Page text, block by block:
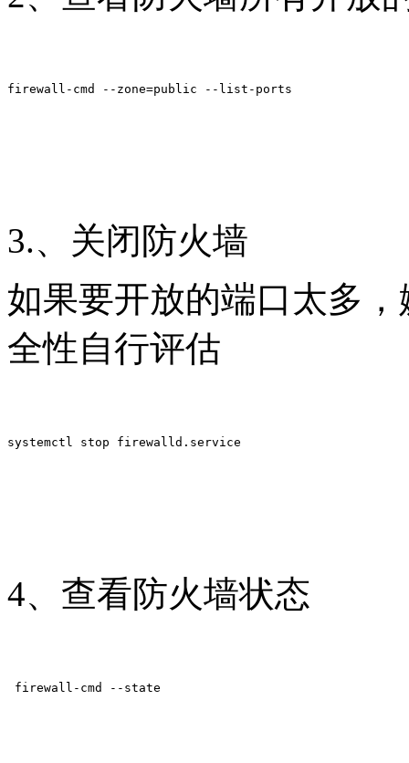
firewall-cmd --zone=public --list-ports
3.、关闭防火墙
如果要开放的端口太多
全性自行评估
systemctl stop firewalld.service
4、查看防火墙状态
firewall-cmd --state